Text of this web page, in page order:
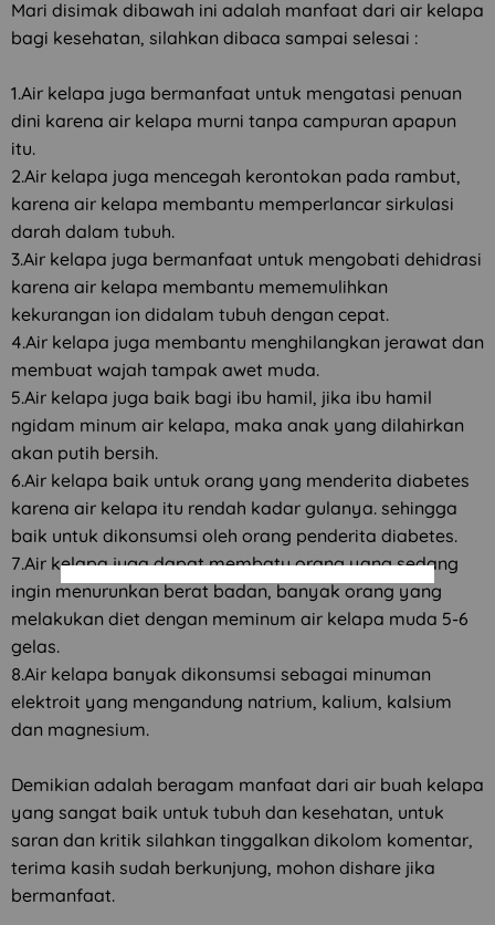
Mari disimak dibawah ini adalah manfaat dari air kelapa
bagi kesehatan, silahkan dibaca sampai selesai :
1.Air kelapa juga bermanfaat untuk mengatasi penuan
dini karena air kelapa murni tanpa campuran apapun
itu.
2.Air kelapa juga mencegah kerontokan pada rambut,
karena air kelapa membantu memperlancar sirkulasi
darah dalam tubuh.
3.Air kelapa juga bermanfaat untuk mengobati dehidrasi
karena air kelapa membantu mememulihkan
kekurangan ion didalam tubuh dengan cepat.
4.Air kelapa juga membantu menghilangkan jerawat dan
membuat wajah tampak awet muda.
5.Air kelapa juga baik bagi ibu hamil, jika ibu hamil
ngidam minum air kelapa, maka anak yang dilahirkan
akan putih bersih.
6.Air kelapa baik untuk orang yang menderita diabetes
karena air kelapa itu rendah kadar gulanya. sehingga
baik untuk dikonsumsi oleh orang penderita diabetes.
7.Air kelapa juga dapat membatu orang yang sedang
ingin menurunkan berat badan, banyak orang yang
melakukan diet dengan meminum air kelapa muda 5-6
gelas.
8.Air kelapa banyak dikonsumsi sebagai minuman
elektroit yang mengandung natrium, kalium, kalsium
dan magnesium.
Demikian adalah beragam manfaat dari air buah kelapa
yang sangat baik untuk tubuh dan kesehatan, untuk
saran dan kritik silahkan tinggalkan dikolom komentar,
terima kasih sudah berkunjung, mohon dishare jika
bermanfaat.